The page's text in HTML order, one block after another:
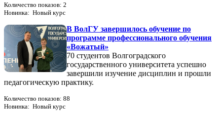
Количество показов: 2
Новинка: Новый курс
В ВолГУ завершилось обучение по
программе профессионального обучения
«Вожатый»
70 студентов Волгоградского
государственного университета успешно
завершили изучение дисциплин и прошли
педагогическую практику.
Количество показов: 88
Новинка: Новый курс